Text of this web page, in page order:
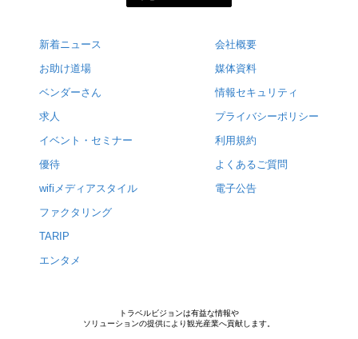
新着ニュース
お助け道場
ベンダーさん
求人
イベント・セミナー
優待
wifiメディアスタイル
ファクタリング
TARIP
エンタメ
会社概要
媒体資料
情報セキュリティ
プライバシーポリシー
利用規約
よくあるご質問
電子公告
トラベルビジョンは有益な情報や
ソリューションの提供により観光産業へ貢献します。